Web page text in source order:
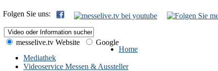
Folgen Sie uns:
messelive.tv Website
Google
Home
Mediathek
Videoservice Messen & Aussteller